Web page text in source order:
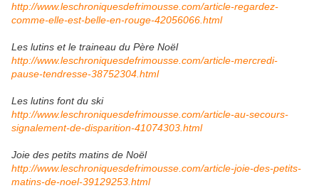
http://www.leschroniquesdefrimousse.com/article-regardez-
comme-elle-est-belle-en-rouge-42056066.html
Les lutins et le traineau du Père Noël
http://www.leschroniquesdefrimousse.com/article-mercredi-
pause-tendresse-38752304.html
Les lutins font du ski
http://www.leschroniquesdefrimousse.com/article-au-secours-
signalement-de-disparition-41074303.html
Joie des petits matins de Noël
http://www.leschroniquesdefrimousse.com/article-joie-des-petits-
matins-de-noel-39129253.html